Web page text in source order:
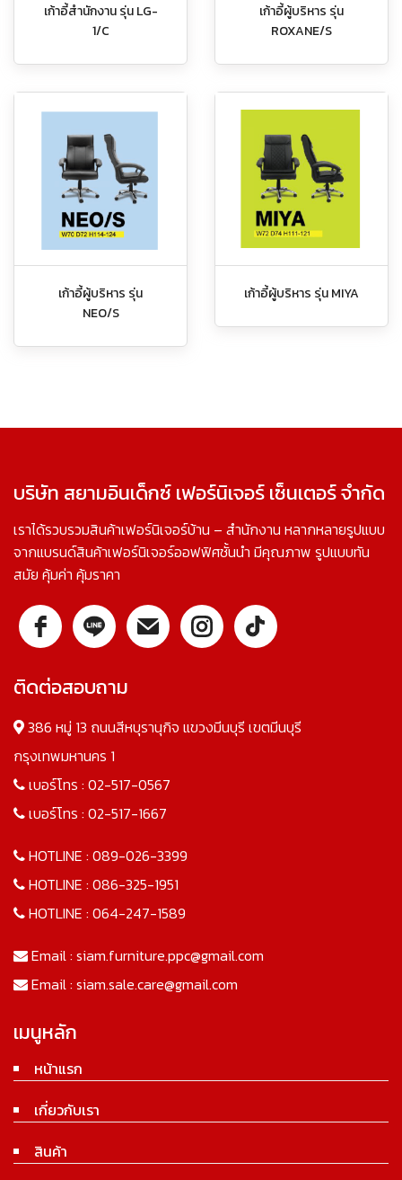
เก้าอี้สำนักงาน รุ่น LG-
1/C
เก้าอี้ผู้บริหาร รุ่น
ROXANE/S
เก้าอี้ผู้บริหาร รุ่น
NEO/S
เก้าอี้ผู้บริหาร รุ่น MIYA
บริษัท สยามอินเด็กซ์ เฟอร์นิเจอร์ เซ็นเตอร์ จำกัด
เราได้รวบรวมสินค้าเฟอร์นิเจอร์บ้าน – สำนักงาน หลากหลายรูปแบบ
จากแบรนด์สินค้าเฟอร์นิเจอร์ออฟฟิศชั้นนำ มีคุณภาพ รูปแบบทัน
สมัย คุ้มค่า คุ้มราคา
ติดต่อสอบถาม
386 หมู่ 13 ถนนสีหบุรานุกิจ แขวงมีนบุรี เขตมีนบุรี
กรุงเทพมหานคร 1
เบอร์โทร : 02-517-0567
เบอร์โทร : 02-517-1667
HOTLINE : 089-026-3399
HOTLINE : 086-325-1951
HOTLINE : 064-247-1589
Email : siam.furniture.ppc@gmail.com
Email : siam.sale.care@gmail.com
เมนูหลัก
หน้าแรก
เกี่ยวกับเรา
สินค้า